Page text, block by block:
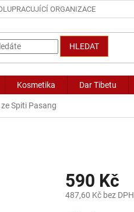
ORGANIZACE
HLEDAT
Kosmetika Dar Tibetu
Spiti Pasang
590 Kč
487,60 Kč bez DPH